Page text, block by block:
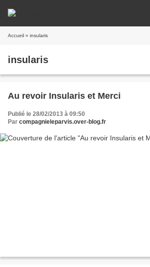
Accueil » insularis
insularis
Au revoir Insularis et Merci
Publié le 28/02/2013 à 09:50
Par compagnieleparvis.over-blog.fr